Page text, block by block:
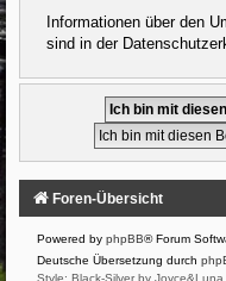
Informationen über den
sind in der
Foren-Übersicht
Powered by phpBB® Forum
Deutsche Übersetzung durch
Style: Black-Silver by Joyce&Luna